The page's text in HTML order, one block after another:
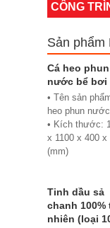
CÔNG
Sản phẩm
Cá heo phun
nước bể bơi
• Tên sản
heo phun nước
• Kích thước:
x 1100 x 400 x
(mm)
Composite
• Phân phối:
Hoabico
Tinh dầu sả
chanh 100%
nhiên (loại